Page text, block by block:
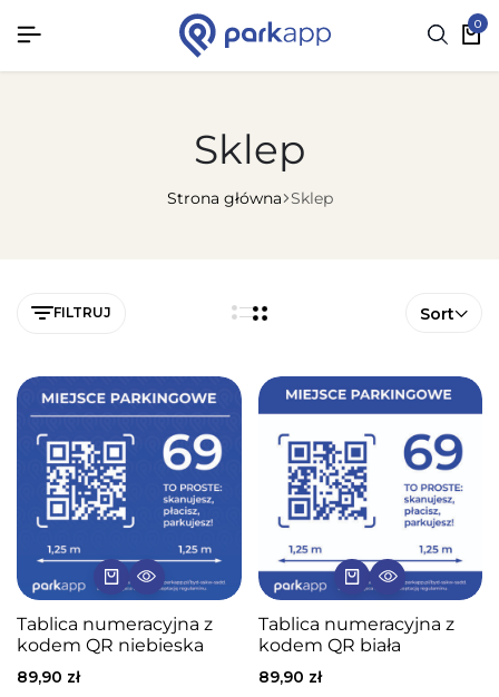
0
Sklep
Strona główna Sklep
FILTRUJ Sort
Tablica numeracyjna z
kodem QR niebieska
89,90 zł
Tablica numeracyjna z
kodem QR biała
89,90 zł